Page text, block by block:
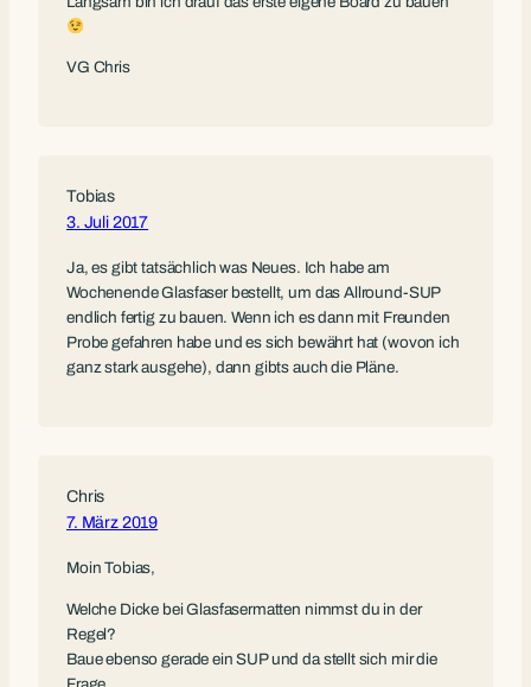
VG Chris
Tobias
3. Juli 2017
Ja, es gibt tatsächlich was Neues. Ich habe am
Wochenende Glasfaser bestellt, um das Allround-SUP
endlich fertig zu bauen. Wenn ich es dann mit Freunden
Probe gefahren habe und es sich bewährt hat (wovon ich
ganz stark ausgehe), dann gibts auch die Pläne.
Chris
7. März 2019
Moin Tobias,
Welche Dicke bei Glasfasermatten nimmst du in der
Regel?
Baue ebenso gerade ein SUP und da stellt sich mir die